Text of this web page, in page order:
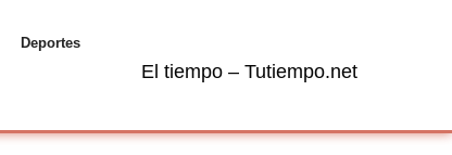
Deportes
El tiempo – Tutiempo.net